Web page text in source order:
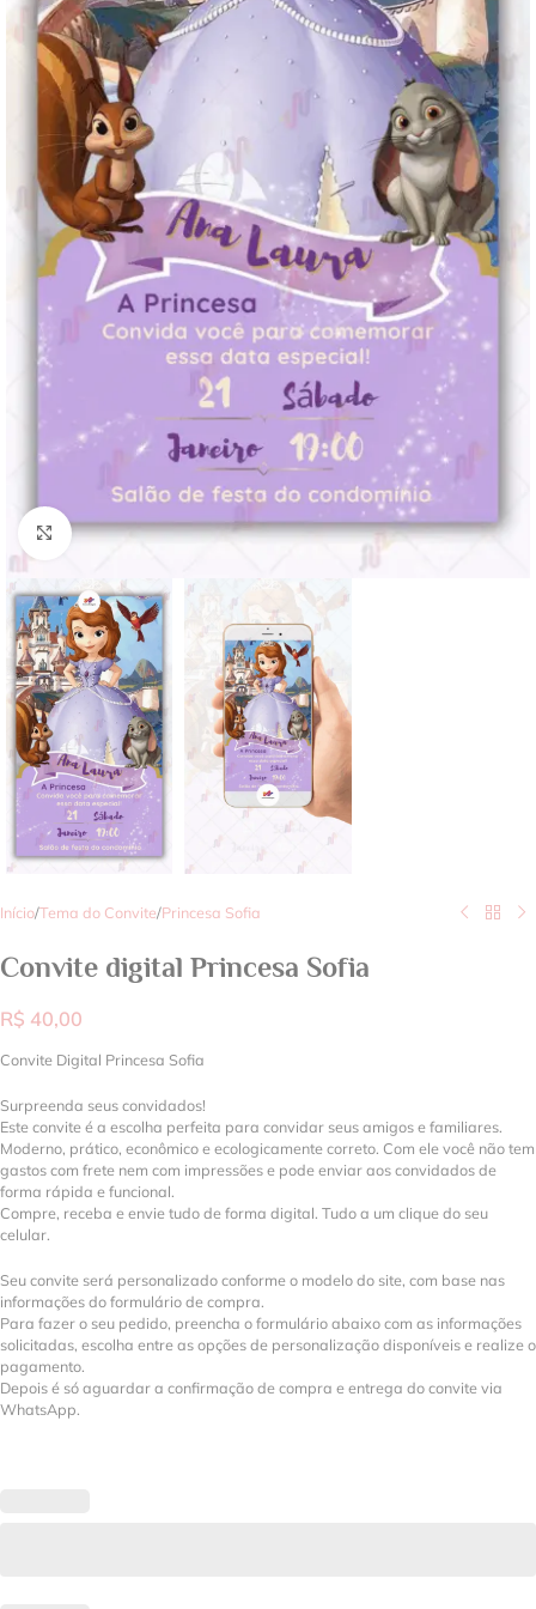
Clique para ampliar
Início/Tema do Convite/Princesa Sofia
Convite digital Princesa Sofia
R$ 40,00
Convite Digital Princesa Sofia
Surpreenda seus convidados!
Este convite é a escolha perfeita para convidar seus amigos e familiares.
Moderno, prático, econômico e ecologicamente correto. Com ele você não tem
gastos com frete nem com impressões e pode enviar aos convidados de
forma rápida e funcional.
Compre, receba e envie tudo de forma digital. Tudo a um clique do seu
celular.
Seu convite será personalizado conforme o modelo do site, com base nas
informações do formulário de compra.
Para fazer o seu pedido, preencha o formulário abaixo com as informações
solicitadas, escolha entre as opções de personalização disponíveis e realize o
pagamento.
Depois é só aguardar a confirmação de compra e entrega do convite via
WhatsApp.